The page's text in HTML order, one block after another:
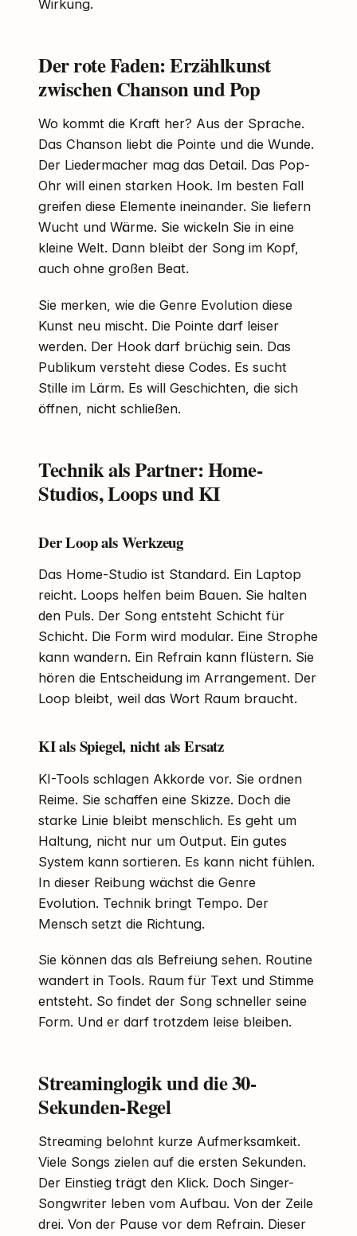
Wirkung.
Der rote Faden: Erzählkunst
zwischen Chanson und Pop
Wo kommt die Kraft her? Aus der Sprache.
Das Chanson liebt die Pointe und die Wunde.
Der Liedermacher mag das Detail. Das Pop-
Ohr will einen starken Hook. Im besten Fall
greifen diese Elemente ineinander. Sie liefern
Wucht und Wärme. Sie wickeln Sie in eine
kleine Welt. Dann bleibt der Song im Kopf,
auch ohne großen Beat.
Sie merken, wie die Genre Evolution diese
Kunst neu mischt. Die Pointe darf leiser
werden. Der Hook darf brüchig sein. Das
Publikum versteht diese Codes. Es sucht
Stille im Lärm. Es will Geschichten, die sich
öffnen, nicht schließen.
Technik als Partner: Home-
Studios, Loops und KI
Der Loop als Werkzeug
Das Home-Studio ist Standard. Ein Laptop
reicht. Loops helfen beim Bauen. Sie halten
den Puls. Der Song entsteht Schicht für
Schicht. Die Form wird modular. Eine Strophe
kann wandern. Ein Refrain kann flüstern. Sie
hören die Entscheidung im Arrangement. Der
Loop bleibt, weil das Wort Raum braucht.
KI als Spiegel, nicht als Ersatz
KI-Tools schlagen Akkorde vor. Sie ordnen
Reime. Sie schaffen eine Skizze. Doch die
starke Linie bleibt menschlich. Es geht um
Haltung, nicht nur um Output. Ein gutes
System kann sortieren. Es kann nicht fühlen.
In dieser Reibung wächst die Genre
Evolution. Technik bringt Tempo. Der
Mensch setzt die Richtung.
Sie können das als Befreiung sehen. Routine
wandert in Tools. Raum für Text und Stimme
entsteht. So findet der Song schneller seine
Form. Und er darf trotzdem leise bleiben.
Streaminglogik und die 30-
Sekunden-Regel
Streaming belohnt kurze Aufmerksamkeit.
Viele Songs zielen auf die ersten Sekunden.
Der Einstieg trägt den Klick. Doch Singer-
Songwriter leben vom Aufbau. Von der Zeile
drei. Von der Pause vor dem Refrain. Dieser